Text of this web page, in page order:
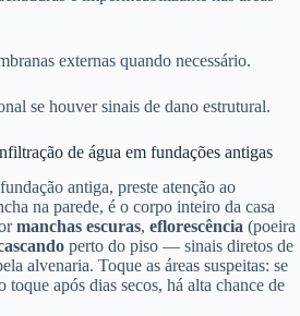
externas quando necessário.
se houver sinais de dano estrutural.
de água em fundações antigas
antiga, preste atenção ao
na parede, é o corpo inteiro da casa
manchas escuras, eflorescência (poeira
perto do piso — sinais diretos de
alvenaria. Toque as áreas suspeitas: se
toque após dias secos, há alta chance de